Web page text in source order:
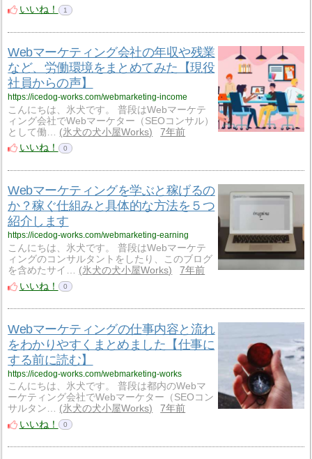
いいね！
1
Webマーケティング会社の年収や残業
など、労働環境をまとめてみた【現役
社員からの声】
https://icedog-works.com/webmarketing-income
こんにちは、氷犬です。 普段はWebマーケテ
ィング会社でWebマーケター（SEOコンサル）
として働…
氷犬の犬小屋Works
7年前
いいね！
0
Webマーケティングを学ぶと稼げるの
か？稼ぐ仕組みと具体的な方法を５つ
紹介します
https://icedog-works.com/webmarketing-earning
こんにちは、氷犬です。 普段はWebマーケテ
ィングのコンサルタントをしたり、このブログ
を含めたサイ…
氷犬の犬小屋Works
7年前
いいね！
0
Webマーケティングの仕事内容と流れ
をわかりやすくまとめました【仕事に
する前に読む】
https://icedog-works.com/webmarketing-works
こんにちは、氷犬です。 普段は都内のWebマ
ーケティング会社でWebマーケター（SEOコン
サルタン…
氷犬の犬小屋Works
7年前
いいね！
0